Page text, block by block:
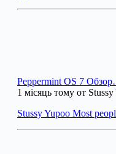
Peppermint OS 7
1 місяць тому от
Stussy Yupoo Most